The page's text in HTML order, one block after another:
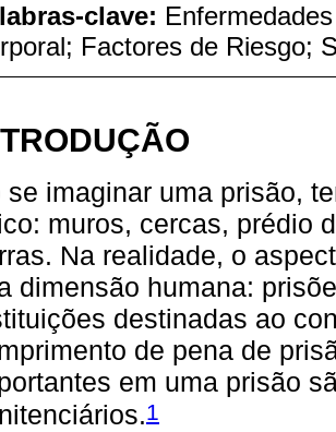
clave:
Factores de Riesgo;
se imaginar uma prisão,
muros, cercas, prédio
Na realidade, o
dimensão humana:
destinadas ao
de pena de
em uma prisão
1